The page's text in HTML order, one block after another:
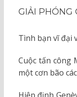
GIẢI PHÓNG
Tình bạn vĩ đại
Cuộc tấn công
một cơn bão